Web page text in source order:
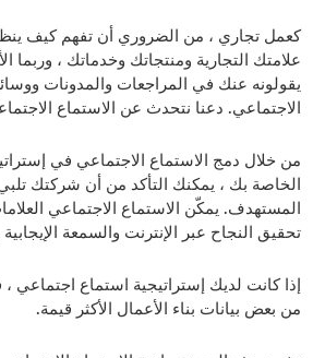
كعمل تجاري ، من الضروري أن تفهم كيف
علامتك التجارية ومنتجاتك وخدماتك ، وربما
يقولونه عنك في المراجعات والمدونات
الاجتماعي. دعنا نتحدث عن الاستماع
من خلال دمج الاستماع الاجتماعي في
الخاصة بك ، يمكنك التأكد من أن شركتك
المستهدف. يمكّن الاستماع الاجتماعي
تحقيق النجاح عبر الإنترنت والسمعة الإيجابية
إذا كانت لديك إستراتيجية استماع اجتماعي ،
من بعض بيانات بناء الأعمال الأكثر قيمة.